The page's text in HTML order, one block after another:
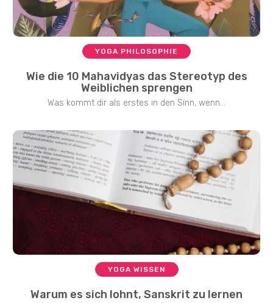
YOGA PHILOSOPHIE
Wie die 10 Mahavidyas das Stereotyp des
Weiblichen sprengen
Was kommt dir als erstes in den Sinn, wenn...
YOGA WISSEN
Warum es sich lohnt, Sanskrit zu lernen